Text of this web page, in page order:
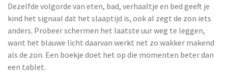
Dezelfde volgorde van eten, bad, verhaaltje en bed geeft je
kind het signaal dat het slaaptijd is, ook al zegt de zon iets
anders. Probeer schermen het laatste uur weg te leggen,
want het blauwe licht daarvan werkt net zo wakker makend
als de zon. Een boekje doet het op die momenten beter dan
een tablet.